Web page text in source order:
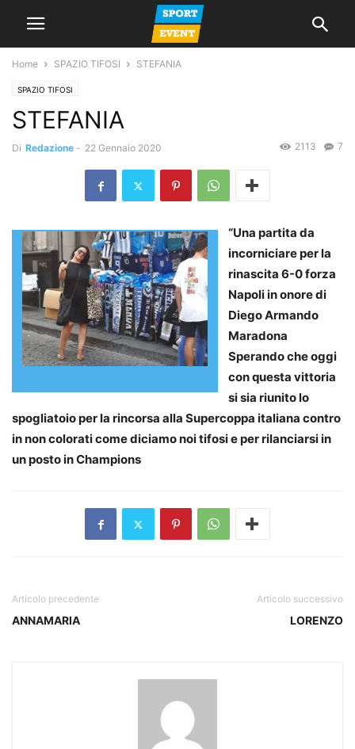
Home SPAZIO TIFOSI STEFANIA
SPAZIO TIFOSI
STEFANIA
Di Redazione - 22 Gennaio 2020 7
2113
“Una partita da
incorniciare per la
rinascita 6-0 forza
Napoli in onore di
Diego Armando
Maradona
Sperando che oggi
con questa vittoria
si sia riunito lo
spogliatoio per la rincorsa alla Supercoppa italiana contro
in non colorati come diciamo noi tifosi e per rilanciarsi in
un posto in Champions
Articolo precedente
ANNAMARIA
Articolo successivo
LORENZO